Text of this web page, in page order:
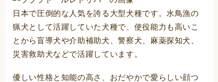
日本で圧倒的な人気を誇る大型犬種です。水鳥漁の
猟犬として活躍していた犬種で、使役能力も高いこ
とから盲導犬や介助補助犬、警察犬、麻薬探知犬、
災害救助犬などで活躍しています。
優しい性格と知能の高さ、おだやかで愛らしい顔つ